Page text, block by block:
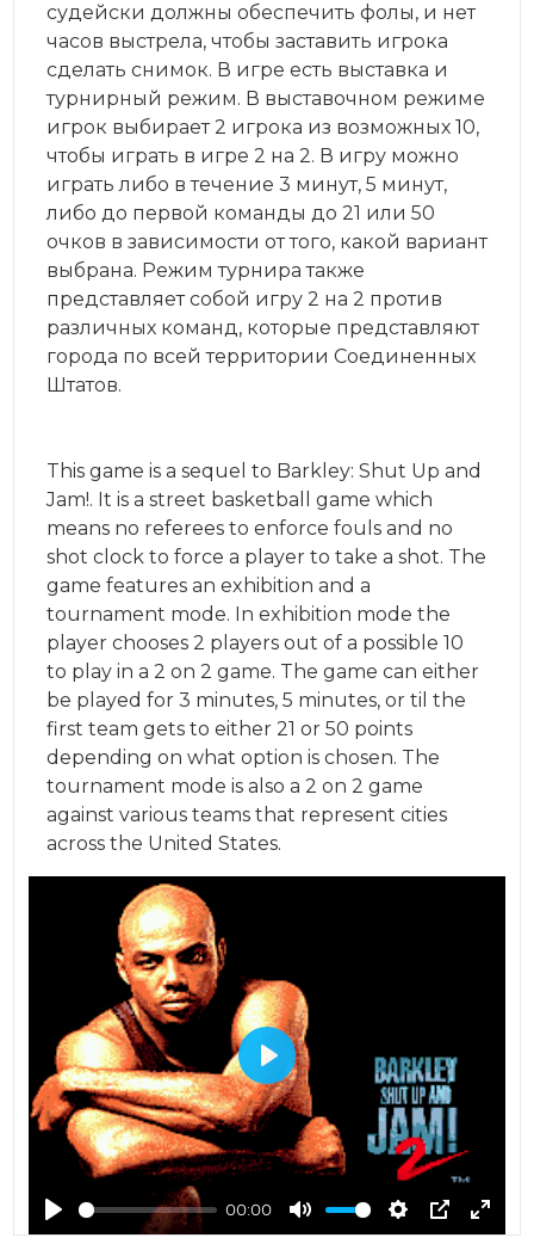
судейски должны обеспечить фолы, и нет
часов выстрела, чтобы заставить игрока
сделать снимок. В игре есть выставка и
турнирный режим. В выставочном режиме
игрок выбирает 2 игрока из возможных 10,
чтобы играть в игре 2 на 2. В игру можно
играть либо в течение 3 минут, 5 минут,
либо до первой команды до 21 или 50
очков в зависимости от того, какой вариант
выбрана. Режим турнира также
представляет собой игру 2 на 2 против
различных команд, которые представляют
города по всей территории Соединенных
Штатов.
This game is a sequel to Barkley: Shut Up and
Jam!. It is a street basketball game which
means no referees to enforce fouls and no
shot clock to force a player to take a shot. The
game features an exhibition and a
tournament mode. In exhibition mode the
player chooses 2 players out of a possible 10
to play in a 2 on 2 game. The game can either
be played for 3 minutes, 5 minutes, or til the
first team gets to either 21 or 50 points
depending on what option is chosen. The
tournament mode is also a 2 on 2 game
against various teams that represent cities
across the United States.
Play
00:00
Mute Settings
PIP Enter
Play